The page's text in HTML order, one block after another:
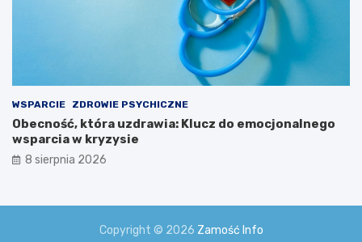
WSPARCIE ZDROWIE PSYCHICZNE
Obecność, która uzdrawia: Klucz do emocjonalnego
wsparcia w kryzysie
8 sierpnia 2026
Copyright © 2026 Zamość Info